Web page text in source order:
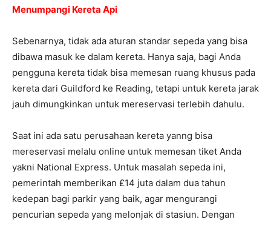
Menumpangi Kereta Api
Sebenarnya, tidak ada aturan standar sepeda yang bisa
dibawa masuk ke dalam kereta. Hanya saja, bagi Anda
pengguna kereta tidak bisa memesan ruang khusus pada
kereta dari Guildford ke Reading, tetapi untuk kereta jarak
jauh dimungkinkan untuk mereservasi terlebih dahulu.
Saat ini ada satu perusahaan kereta yanng bisa
mereservasi melalu online untuk memesan tiket Anda
yakni National Express. Untuk masalah sepeda ini,
pemerintah memberikan £14 juta dalam dua tahun
kedepan bagi parkir yang baik, agar mengurangi
pencurian sepeda yang melonjak di stasiun. Dengan